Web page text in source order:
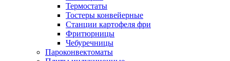
Термостаты
Тостеры конвейерные
Станции картофеля фри
Фритюрницы
Чебуречницы
Пароконвектоматы